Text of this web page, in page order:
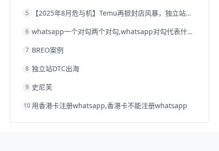
5 【2025年8月危与机】Temu再掀封店风暴，独立站才是跨境卖家的避险通道
6 whatsapp一个对勾两个对勾,whatsapp对勾代表什么意思
7 BREO案例
8 独立站DTC出海
9 史尼芙
10 用香港卡注册whatsapp,香港卡不能注册whatsapp